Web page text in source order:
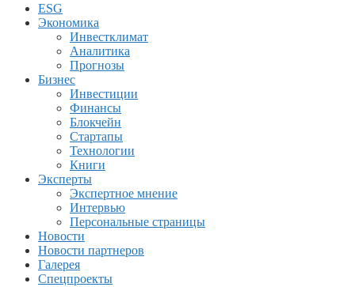
ESG
Экономика
Инвестклимат
Аналитика
Прогнозы
Бизнес
Инвестиции
Финансы
Блокчейн
Стартапы
Технологии
Книги
Эксперты
Экспертное мнение
Интервью
Персональные страницы
Новости
Новости партнеров
Галерея
Спецпроекты